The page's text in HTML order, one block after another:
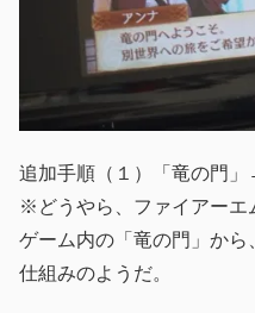
追加手順（１）「竜の門
※どうやら、ファイアーエ
ゲーム内の「竜の門」か
仕組みのようだ。